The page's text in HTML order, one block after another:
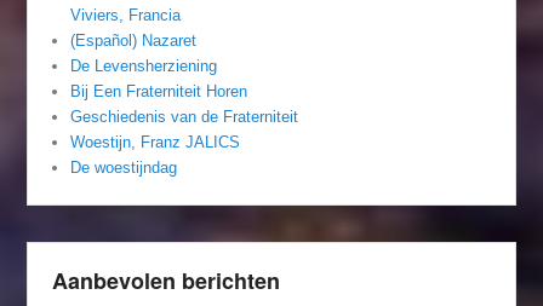
Viviers, Francia
(Español) Nazaret
De Levensherziening
Bij Een Fraterniteit Horen
Geschiedenis van de Fraterniteit
Woestijn, Franz JALICS
De woestijndag
Aanbevolen berichten